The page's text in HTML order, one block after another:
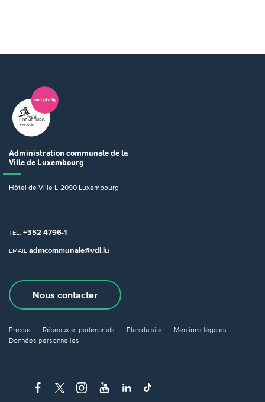
Administration communale de la
Ville de Luxembourg
Hôtel de Ville L-2090 Luxembourg
TÉL. +352 4796-1
EMAIL admcommunale@vdl.lu
Nous contacter
Presse Réseaux et partenariats Plan du site
Mentions légales
Données personnelles